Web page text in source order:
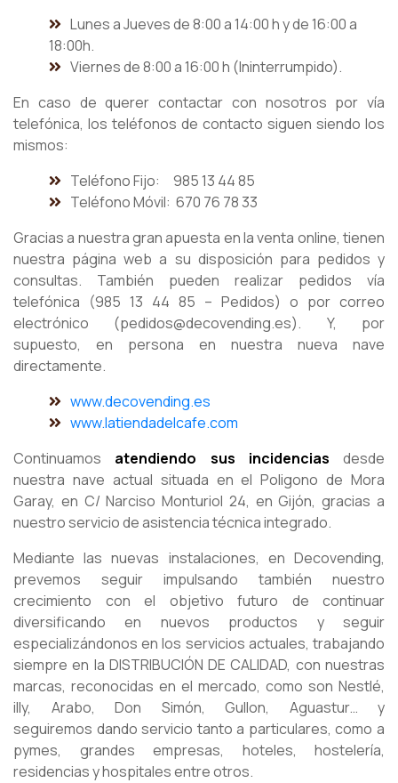
Lunes a Jueves de 8:00 a 14:00 h y de 16:00 a
18:00h.
Viernes de 8:00 a 16:00 h (Ininterrumpido).
En caso de querer contactar con nosotros por vía
telefónica, los teléfonos de contacto siguen siendo los
mismos:
Teléfono Fijo: 985 13 44 85
Teléfono Móvil: 670 76 78 33
Gracias a nuestra gran apuesta en la venta online, tienen
nuestra página web a su disposición para pedidos y
consultas. También pueden realizar pedidos vía
telefónica (985 13 44 85 – Pedidos) o por correo
electrónico (pedidos@decovending.es). Y, por
supuesto, en persona en nuestra nueva nave
directamente.
www.decovending.es
www.latiendadelcafe.com
Continuamos atendiendo sus incidencias desde
nuestra nave actual situada en el Poligono de Mora
Garay, en C/ Narciso Monturiol 24, en Gijón, gracias a
nuestro servicio de asistencia técnica integrado.
Mediante las nuevas instalaciones, en Decovending,
prevemos seguir impulsando también nuestro
crecimiento con el objetivo futuro de continuar
diversificando en nuevos productos y seguir
especializándonos en los servicios actuales, trabajando
siempre en la DISTRIBUCIÓN DE CALIDAD, con nuestras
marcas, reconocidas en el mercado, como son Nestlé,
illy, Arabo, Don Simón, Gullon, Aguastur… y
seguiremos dando servicio tanto a particulares, como a
pymes, grandes empresas, hoteles, hostelería,
residencias y hospitales entre otros.